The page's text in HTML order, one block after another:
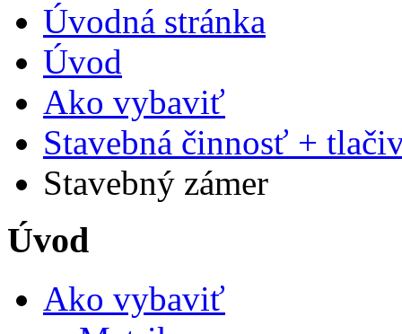
Úvodná stránka
Úvod
Ako vybaviť
Stavebná činnosť +
Stavebný zámer
Úvod
Ako vybaviť